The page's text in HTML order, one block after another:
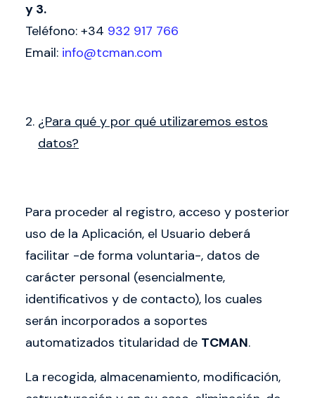
y 3.
Teléfono: +34 932 917 766
Email: info@tcman.com
¿Para qué y por qué utilizaremos estos
datos?
Para proceder al registro, acceso y posterior
uso de la Aplicación, el Usuario deberá
facilitar -de forma voluntaria-, datos de
carácter personal (esencialmente,
identificativos y de contacto), los cuales
serán incorporados a soportes
automatizados titularidad de TCMAN.
La recogida, almacenamiento, modificación,